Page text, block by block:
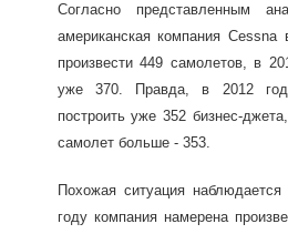
Согласно представленным
американская компания
произвести 449 самолетов, в
уже 370. Правда, в 2012
построить уже 352 бизнес-
самолет больше - 353.
Похожая ситуация
году компания намерена